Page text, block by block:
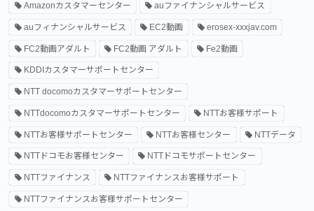
Amazonカスタマーセンター auファイナンシャルサービス
auフィナンシャルサービス EC2動画 erosex-xxxjav.com
FC2動画アダルト FC2動画 アダルト Fe2動画
KDDIカスタマーサポートセンター
NTT docomoカスタマーサポートセンター
NTTdocomoカスタマーサポートセンター NTTお客様サポート
NTTお客様サポートセンター NTTお客様センター NTTデータ
NTTドコモお客様センター NTTドコモサポートセンター
NTTファイナンス NTTファイナンスお客様サポート
NTTファイナンスお客様サポートセンター